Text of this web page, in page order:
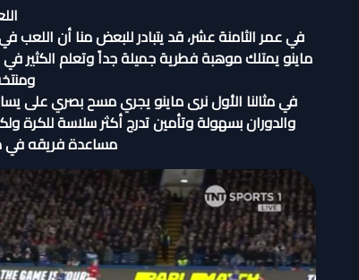
في عمر الثامنة عشر، قد يتبادر للبعض منا أن
ماينو يمتلك موهبة فطرية جميلة جداً وتعلم الكثير
في مثالنا الأول نرى ماينو يجري مسح بصري على
والدوران بسهولة وتأمين تدرج أكثر سلاسة للكرة
مساعدة فريقه في